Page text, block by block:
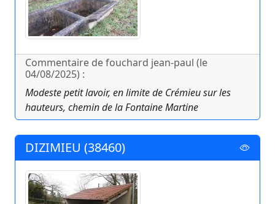
Commentaire de fouchard jean-paul (le
04/08/2025) :
Modeste petit lavoir, en limite de Crémieu sur les
hauteurs, chemin de la Fontaine Martine
DIZIMIEU (38460)